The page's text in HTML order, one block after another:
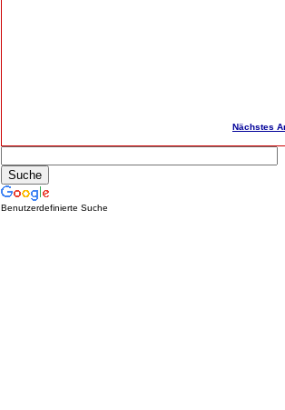
Nächstes
Benutzerdefinierte Suche